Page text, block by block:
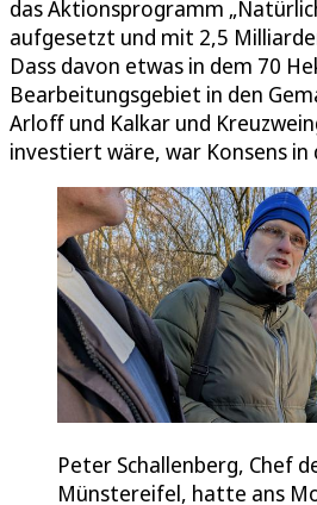
das Aktionsprogramm
aufgesetzt und mit 2,5
Dass davon etwas in dem 70
Bearbeitungsgebiet in den
Arloff und Kalkar und
investiert wäre, war Konsens in
Peter Schallenberg, Chef
Münstereifel, hatte ans